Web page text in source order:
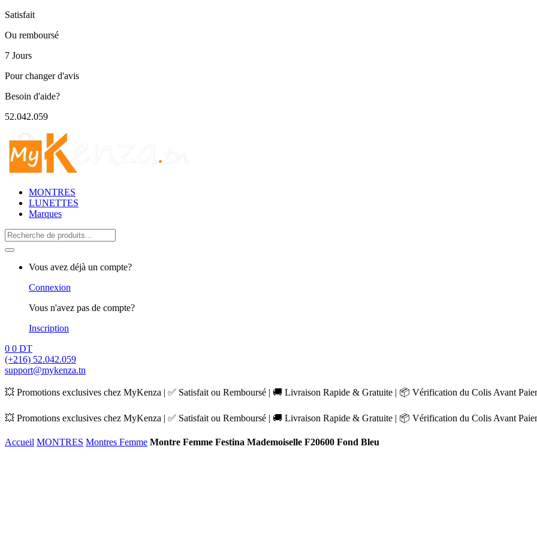
Satisfait
Ou remboursé
7 Jours
Pour changer d'avis
Besoin d'aide?
52.042.059
MONTRES
LUNETTES
Marques
Search
for:
Vous avez déjà un compte?
Connexion
Vous n'avez pas de compte?
Inscription
0 0 DT
(+216) 52.042.059
support@mykenza.tn
💥 Promotions exclusives chez MyKenza | ✅ Satisfait ou Remboursé | 🚚 Livraison Rapide & Gratuite | 📦 Vérification du Colis Avant
💥 Promotions exclusives chez MyKenza | ✅ Satisfait ou Remboursé | 🚚 Livraison Rapide & Gratuite | 📦 Vérification du Colis Avant
Accueil MONTRES Montres Femme Montre Femme Festina Mademoiselle F20600 Fond Bleu